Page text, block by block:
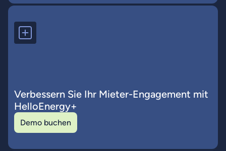
Verbessern Sie Ihr Mieter-Engagement mit
HelloEnergy+
Demo buchen